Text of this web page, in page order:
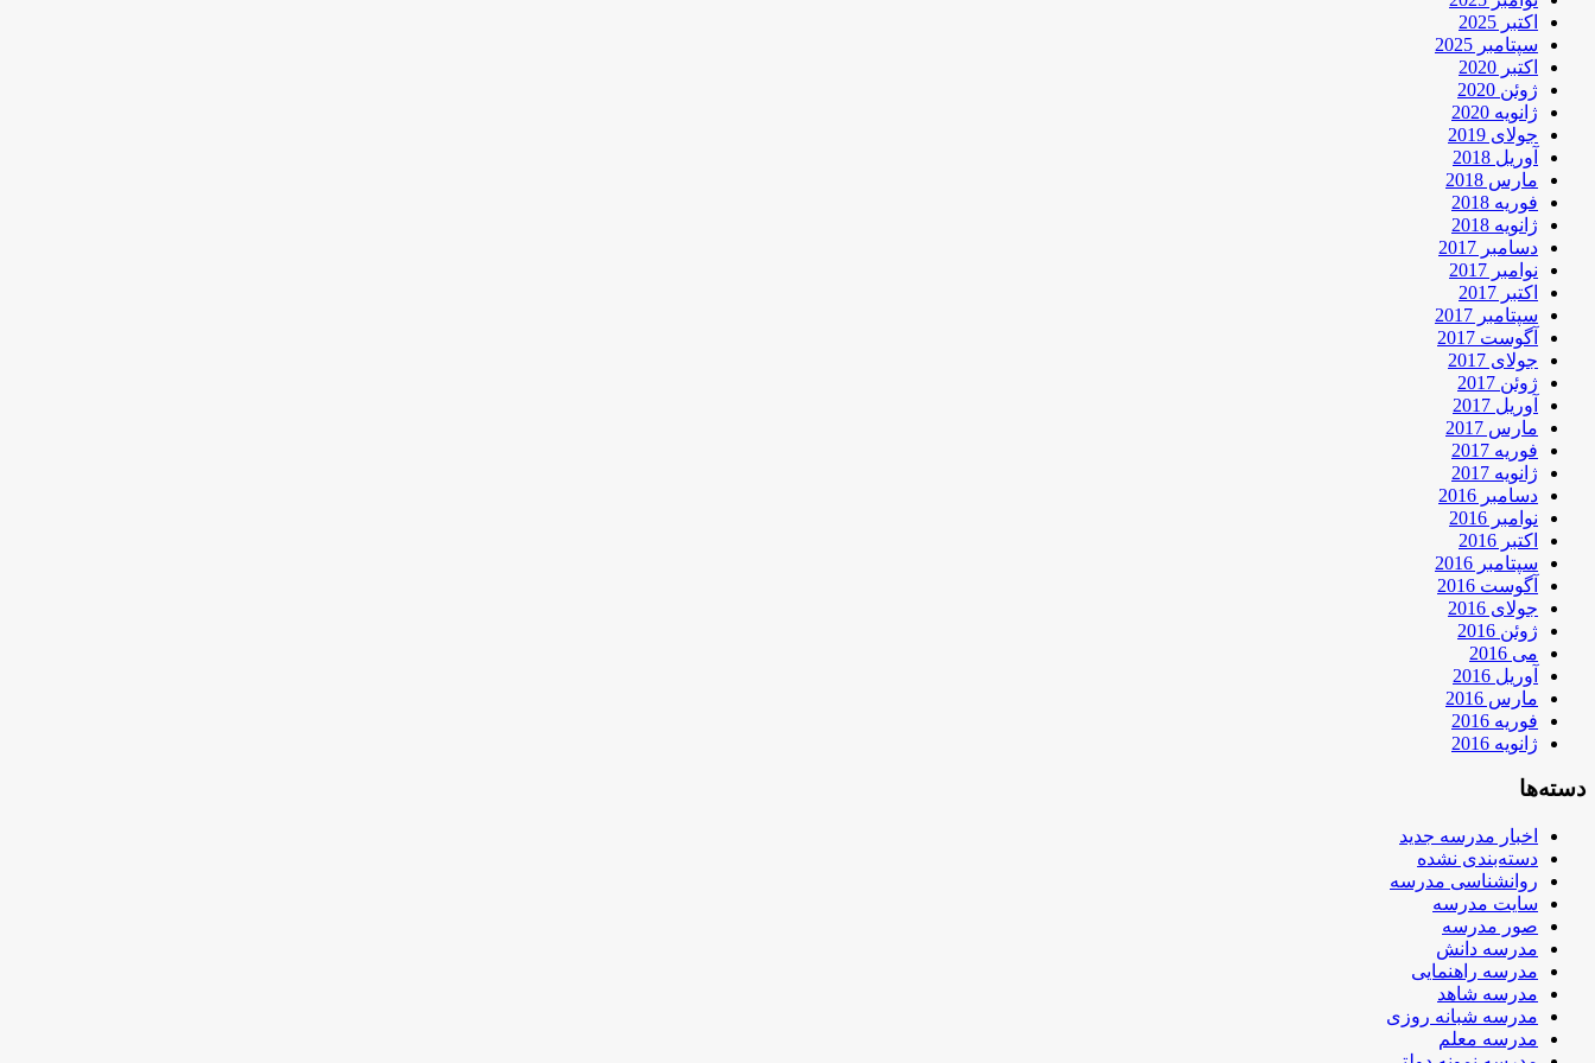
اکتبر 2025
سپتامبر 2025
اکتبر 2020
ژوئن 2020
ژانویه 2020
جولای 2019
آوریل 2018
مارس 2018
فوریه 2018
ژانویه 2018
دسامبر 2017
نوامبر 2017
اکتبر 2017
سپتامبر 2017
آگوست 2017
جولای 2017
ژوئن 2017
آوریل 2017
مارس 2017
فوریه 2017
ژانویه 2017
دسامبر 2016
نوامبر 2016
اکتبر 2016
سپتامبر 2016
آگوست 2016
جولای 2016
ژوئن 2016
می 2016
آوریل 2016
مارس 2016
فوریه 2016
ژانویه 2016
دسته‌ها
اخبار مدرسه جدید
دسته‌بندی نشده
روانشناسی مدرسه
سایت مدرسه
صور مدرسه
مدرسه دانش
مدرسه راهنمایی
مدرسه شاهد
مدرسه شبانه روزی
مدرسه معلم